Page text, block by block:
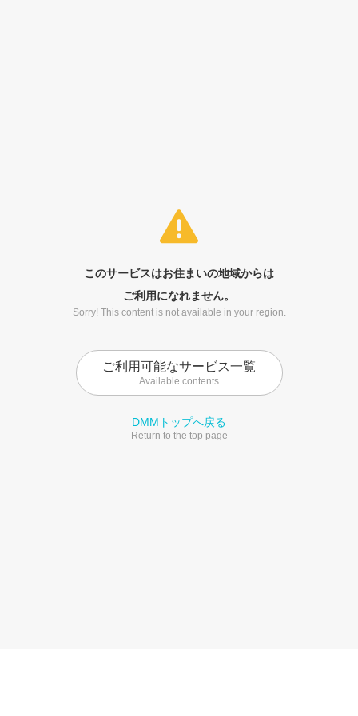
このサービスはお住まいの地域からは
ご利用になれません。
Sorry! This content is not available in your region.
ご利用可能なサービス一覧
Available contents
DMMトップへ戻る
Return to the top page